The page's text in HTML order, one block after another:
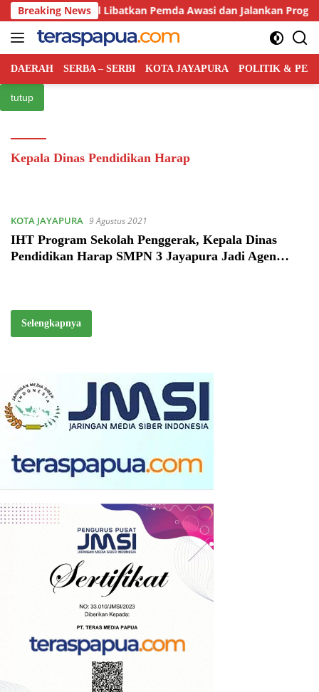
Langsung
ke
konten
Breaking News
Pusat Bakal Libatkan Pemda Awasi dan Jalankan Program
DAERAH SERBA – SERBI KOTA JAYAPURA POLITIK &
tutup
Kepala Dinas Pendidikan Harap
KOTA JAYAPURA 9 Agustus 2021
IHT Program Sekolah Penggerak, Kepala Dinas
Pendidikan Harap SMPN 3 Jayapura Jadi Agen
Selengkapnya